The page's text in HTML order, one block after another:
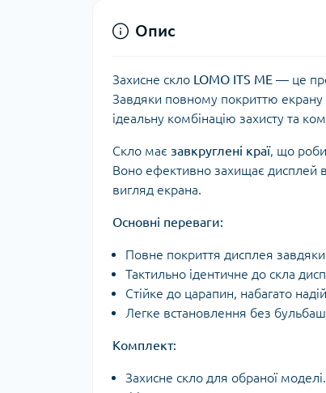
Опис
Захисне скло LOMO ITS ME — це
Завдяки повному покриттю
ідеальну комбінацію захисту та
Скло має завкруглені краї, що
Воно ефективно захищає дисплей
вигляд екрана.
Основні переваги:
Повне покриття дисплея
Тактильно ідентичне до скла
Стійке до царапин, набагато
Легке встановлення без
Комплект:
Захисне скло для обраної моделі.